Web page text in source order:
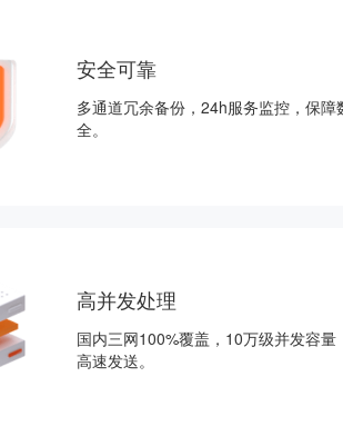
安全可靠
多通道冗余备份，24h服务监控，保障
全。
高并发处理
国内三网100%覆盖，10万级并发容量
高速发送。